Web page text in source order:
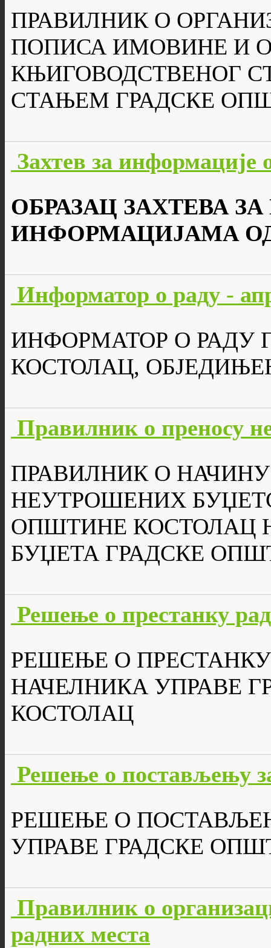
ПРАВИЛНИК О
ПОПИСА ИМОВИНЕ И
КЊИГОВОДСТВЕНОГ
СТАЊЕМ ГРАДСКЕ
Захтев за информације
ОБРАЗАЦ ЗАХТЕВА
ИНФОРМАЦИЈАМА
Информатор о раду -
ИНФОРМАТОР О РАДУ
КОСТОЛАЦ,
Правилник о преносу
ПРАВИЛНИК О
НЕУТРОШЕНИХ
ОПШТИНЕ КОСТОЛАЦ
БУЏЕТА ГРАДСКЕ
Решење о престанку
РЕШЕЊЕ О
НАЧЕЛНИКА УПРАВЕ
КОСТОЛАЦ
Решење о постављењу
РЕШЕЊЕ О
УПРАВЕ ГРАДСКЕ
Правилник о
радних места